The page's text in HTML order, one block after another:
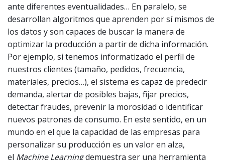
ante diferentes eventualidades… En paralelo, se
desarrollan algoritmos que aprenden por sí mismos de
los datos y son capaces de buscar la manera de
optimizar la producción a partir de dicha información.
Por ejemplo, si tenemos informatizado el perfil de
nuestros clientes (tamaño, pedidos, frecuencia,
materiales, precios…), el sistema es capaz de predecir
demanda, alertar de posibles bajas, fijar precios,
detectar fraudes, prevenir la morosidad o identificar
nuevos patrones de consumo. En este sentido, en un
mundo en el que la capacidad de las empresas para
personalizar su producción es un valor en alza,
el Machine Learningdemuestra ser una herramienta